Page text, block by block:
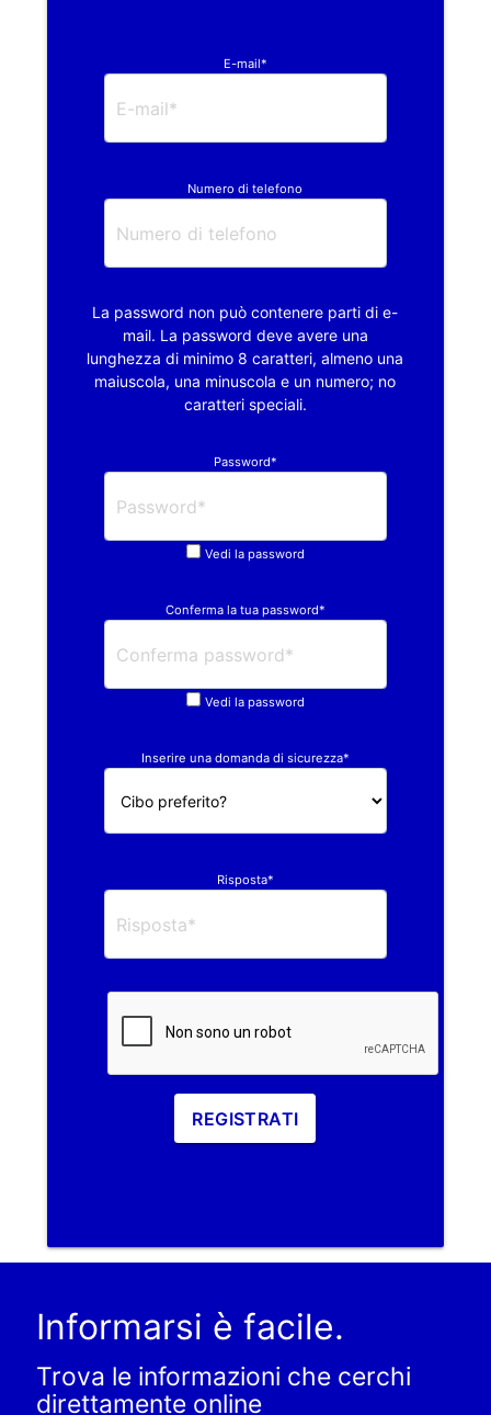
E-mail*
Numero di telefono
La password non può contenere parti di e-
mail. La password deve avere una
lunghezza di minimo 8 caratteri, almeno una
maiuscola, una minuscola e un numero; no
caratteri speciali.
Password*
Vedi la password
Conferma la tua password*
Vedi la password
Inserire una domanda di sicurezza*
Risposta*
REGISTRATI
Informarsi è facile.
Trova le informazioni che cerchi
direttamente online